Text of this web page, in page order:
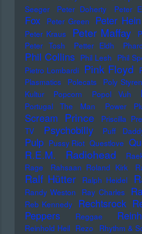
Seeger
Peter Doherty Peter
Fox
Peter Green Peter Hein
Peter Kraus
Peter Maffay
Peter Tosh
Petter Eldh
Phil Collins Phil Lesh Phil
Pietro Lombardi
Pink Floyd
Plasmatics
Polecats Poly
Kultur
Popcorn Popol Vuh
Portugal The Man Power
Scream
Prince Priscilla
TV
Psychobilly Puff
Pulp Pussy Riot Questlove
R.E.M. Radiohead
Rage Rahsaan Roland Kirk
Ralf Hütter Ralph Heidel
Randy Weston Ray Charles
Reb Kennedy Rechtsrock
Peppers
Reggae
Reinhold Heil Rezo Rhythm &